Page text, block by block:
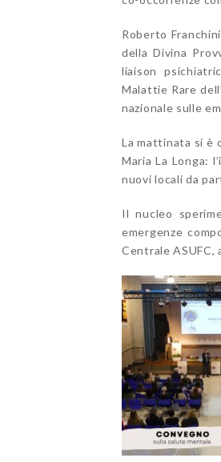
Roberto
della Divina
liaison
Malattie Rare
nazionale sulle
La mattinata si è
Maria La Longa:
nuovi locali da
Il nucleo
emergenze
Centrale ASUFC,